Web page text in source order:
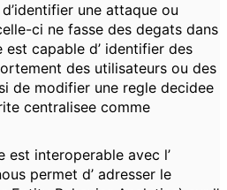
une attaque ou
ci ne fasse des degats dans
est capable d’ identifier des
des utilisateurs ou des
de modifier une regle decidee
centralisee comme
est interoperable avec l’
permet d’ adresser le